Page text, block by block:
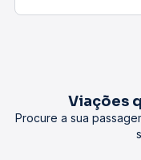
Viações
Procure a sua